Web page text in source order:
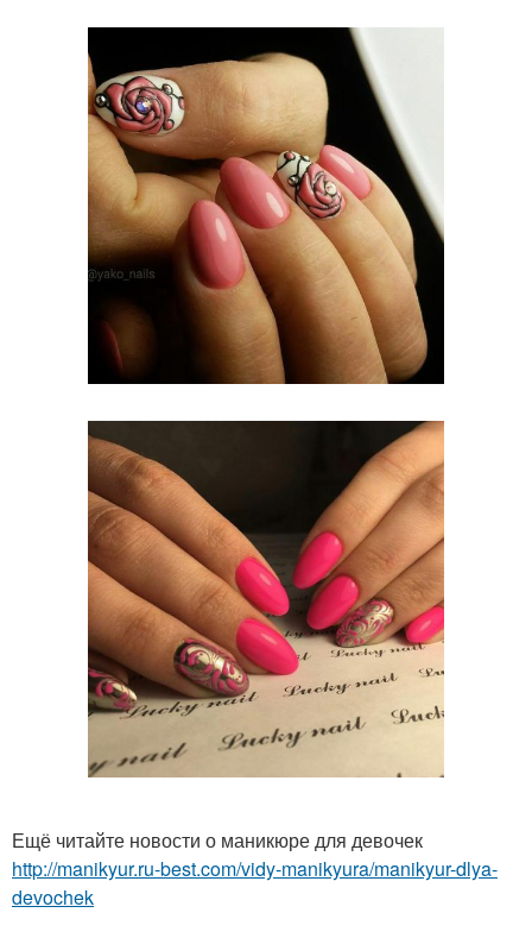
Ещё читайте новости о маникюре для девочек
http://manikyur.ru-best.com/vidy-manikyura/manikyur-dlya-
devochek